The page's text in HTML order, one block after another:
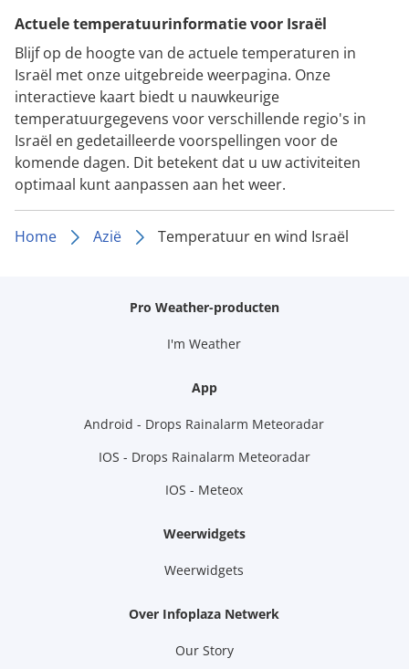
Actuele temperatuurinformatie voor Israël
Blijf op de hoogte van de actuele temperaturen in
Israël met onze uitgebreide weerpagina. Onze
interactieve kaart biedt u nauwkeurige
temperatuurgegevens voor verschillende regio's in
Israël en gedetailleerde voorspellingen voor de
komende dagen. Dit betekent dat u uw activiteiten
optimaal kunt aanpassen aan het weer.
Home Azië Temperatuur en wind Israël
Pro Weather-producten
I'm Weather
App
Android - Drops Rainalarm Meteoradar
IOS - Drops Rainalarm Meteoradar
IOS - Meteox
Weerwidgets
Weerwidgets
Over Infoplaza Netwerk
Our Story